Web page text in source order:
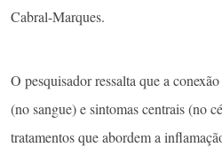
Cabral-Marques.
O pesquisador ressalta que a
(no sangue) e sintomas centrais (no
tratamentos que abordem a